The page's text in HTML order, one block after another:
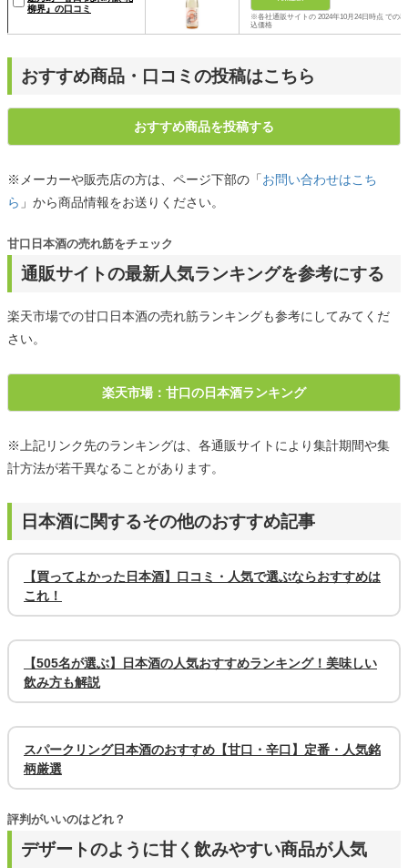
柳界』の口コミ
※各社通販サイトの 2024年10月24日時点 での税
込価格
おすすめ商品・口コミの投稿はこちら
おすすめ商品を投稿する
※メーカーや販売店の方は、ページ下部の「お問い合わせはこち
ら 」から商品情報をお送りください。
通販サイトの最新人気ランキングを参考にする
甘口日本酒の売れ筋をチェック
楽天市場での甘口日本酒の売れ筋ランキングも参考にしてみてくだ
さい。
楽天市場：甘口の日本酒ランキング
※上記リンク先のランキングは、各通販サイトにより集計期間や集
計方法が若干異なることがあります。
日本酒に関するその他のおすすめ記事
【買ってよかった日本酒】口コミ・人気で選ぶならおすすめは
これ！
【505名が選ぶ】日本酒の人気おすすめランキング！美味しい
飲み方も解説
スパークリング日本酒のおすすめ【甘口・辛口】定番・人気銘
柄厳選
デザートのように甘く飲みやすい商品が人気
評判がいいのはどれ？